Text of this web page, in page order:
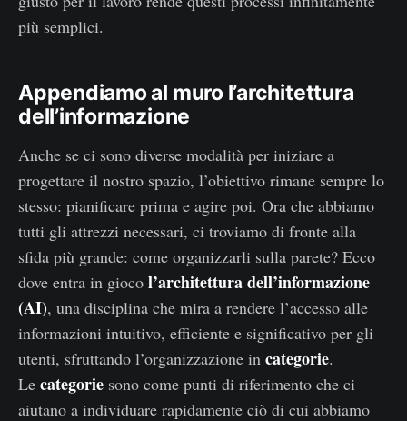
più semplici.
Appendiamo al muro l’architettura
dell’informazione
Anche se ci sono diverse modalità per iniziare a
progettare il nostro spazio, l’obiettivo rimane sempre lo
stesso: pianificare prima e agire poi. Ora che abbiamo
tutti gli attrezzi necessari, ci troviamo di fronte alla
sfida più grande: come organizzarli sulla parete? Ecco
dove entra in gioco l’architettura dell’informazione
(AI), una disciplina che mira a rendere l’accesso alle
informazioni intuitivo, efficiente e significativo per gli
utenti, sfruttando l’organizzazione in categorie.
Le categorie sono come punti di riferimento che ci
aiutano a individuare rapidamente ciò di cui abbiamo